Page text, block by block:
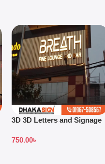
3D 3D Letters and Signage
750.00৳